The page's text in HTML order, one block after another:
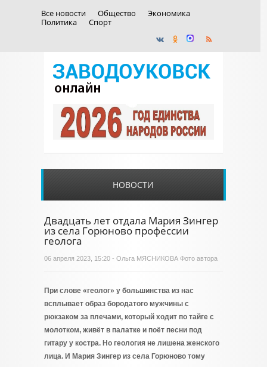
Все новости Общество
Экономика
Политика
Спорт
НОВОСТИ
Двадцать лет отдала Мария Зингер
из села Горюново профессии
геолога
06 апреля 2023, 15:20 - Ольга МЯСНИКОВА Фото автора
При слове «геолог» у большинства из нас
всплывает образ бородатого мужчины с
рюкзаком за плечами, который ходит по тайге с
молотком, живёт в палатке и поёт песни под
гитару у костра. Но геология не лишена женского
лица. И Мария Зингер из села Горюново тому